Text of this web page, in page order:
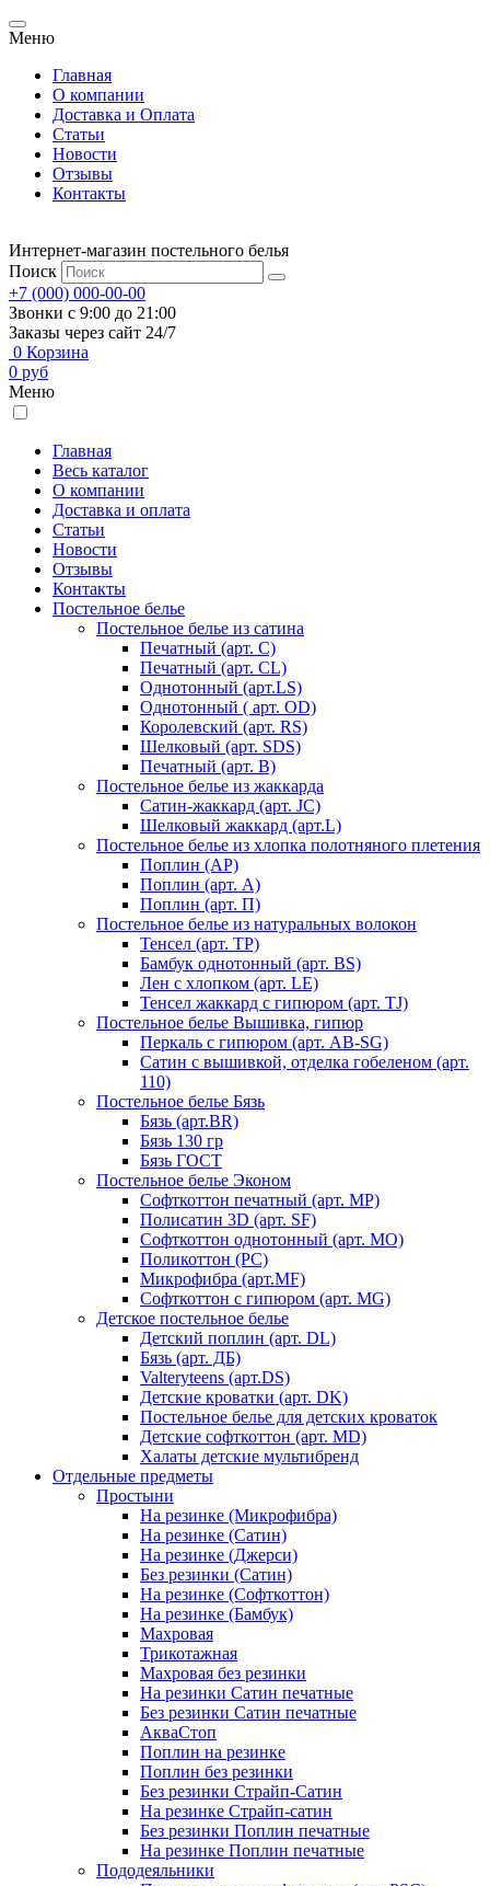
Меню
Главная
О компании
Доставка и Оплата
Статьи
Новости
Отзывы
Контакты
Интернет-магазин постельного белья
Поиск
+7 (000) 000-00-00
Звонки с 9:00 до 21:00
Заказы через сайт 24/7
0 Корзина
0 руб
Меню
Главная
Весь каталог
О компании
Доставка и оплата
Статьи
Новости
Отзывы
Контакты
Постельное белье
Постельное белье из сатина
Печатный (арт. С)
Печатный (арт. СL)
Однотонный (арт.LS)
Однотонный ( арт. OD)
Королевский (арт. RS)
Шелковый (арт. SDS)
Печатный (арт. В)
Постельное белье из жаккарда
Сатин-жаккард (арт. JC)
Шелковый жаккард (арт.L)
Постельное белье из хлопка полотняного плетения
Поплин (AP)
Поплин (арт. А)
Поплин (арт. П)
Постельное белье из натуральных волокон
Тенсел (арт. ТР)
Бамбук однотонный (арт. BS)
Лен с хлопком (арт. LE)
Тенсел жаккард с гипюром (арт. TJ)
Постельное белье Вышивка, гипюр
Перкаль с гипюром (арт. AB-SG)
Сатин с вышивкой, отделка гобеленом (арт.
110)
Постельное белье Бязь
Бязь (арт.BR)
Бязь 130 гр
Бязь ГОСТ
Постельное белье Эконом
Софткоттон печатный (арт. MР)
Полисатин 3D (арт. SF)
Софткоттон однотонный (арт. MO)
Поликоттон (PC)
Микрофибра (арт.MF)
Софткоттон с гипюром (арт. MG)
Детское постельное белье
Детский поплин (арт. DL)
Бязь (арт. ДБ)
Valteryteens (арт.DS)
Детские кроватки (арт. DK)
Постельное белье для детских кроваток
Детские софткоттон (арт. MD)
Халаты детские мультибренд
Отдельные предметы
Простыни
На резинке (Микрофибра)
На резинке (Сатин)
На резинке (Джерси)
Без резинки (Сатин)
На резинке (Софткоттон)
На резинке (Бамбук)
Махровая
Трикотажная
Махровая без резинки
На резинки Сатин печатные
Без резинки Сатин печатные
АкваСтоп
Поплин на резинке
Поплин без резинки
Без резинки Страйп-Сатин
На резинке Страйп-сатин
Без резинки Поплин печатные
На резинке Поплин печатные
Пододеяльники